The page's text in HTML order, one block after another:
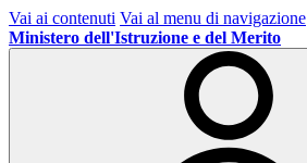
Vai ai contenuti Vai al menu di navigazione
Ministero dell'Istruzione e del Merito